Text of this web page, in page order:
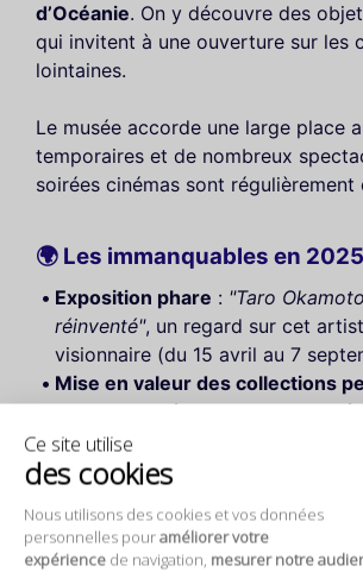
Ce site utilise
des cookies
Nous utilisons des cookies et vos données
personnelles pouraméliorer votre
expérience de navigation, mesurer notre
d’Océanie. On y découvre des
qui invitent à une ouverture sur les
lointaines.
Le musée accorde une large place
temporaires et de nombreux
soirées cinémas sont régulièrement
🌍 Les immanquables en 2025
Exposition phare : "Taro
réinventé", un regard sur cet
visionnaire (du 15 avril au 7
Mise en valeur des collections
Nouvelles scénographies et
immersives avec des installations
Un jardin apaisant
: Idéal pour
📍Adresse: 37 Quai Branly, 75007